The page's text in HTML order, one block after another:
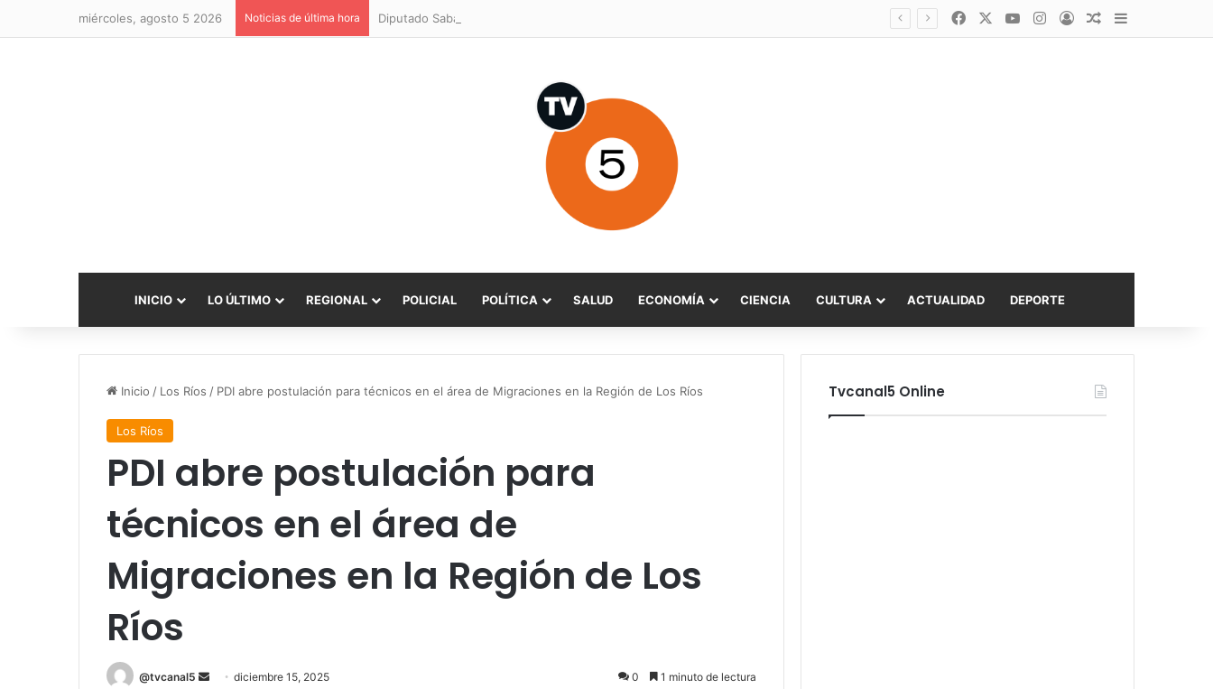
miércoles, agosto 5 2026 Noticias de última hora FacebookYouTubeInstagram
AccesoPublicación al
Barra lateral
INICIO LO ÚLTIMO REGIONAL POLICIAL POLÍTICA SALUD ECONOMÍA CIENCIA CULTURA ACTUALIDAD DEPORTE
Inicio / Los Ríos / PDI abre postulación para técnicos en el área de Migraciones en la Región de Los Ríos
Los Ríos
PDI abre postulación para
técnicos en el área de
Migraciones en la Región de Los
Ríos
@tvcanal5
Senddiciembre 15, 2025 0 1 minuto de lectura
Tvcanal5 Online